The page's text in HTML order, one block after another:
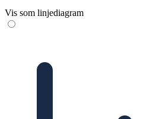
Vis som linjediagram